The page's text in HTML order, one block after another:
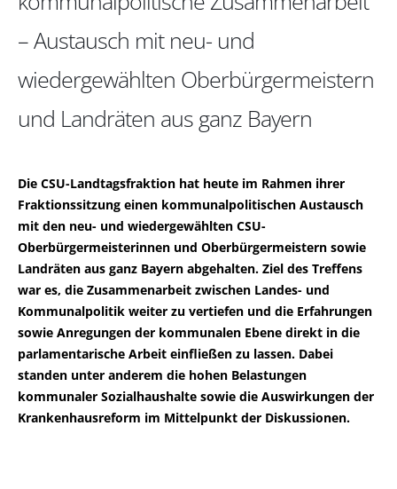
– Austausch mit neu- und
wiedergewählten Oberbürgermeistern
und Landräten aus ganz Bayern
Die CSU-Landtagsfraktion hat heute im Rahmen ihrer
Fraktionssitzung einen kommunalpolitischen Austausch
mit den neu- und wiedergewählten CSU-
Oberbürgermeisterinnen und Oberbürgermeistern sowie
Landräten aus ganz Bayern abgehalten. Ziel des Treffens
war es, die Zusammenarbeit zwischen Landes- und
Kommunalpolitik weiter zu vertiefen und die Erfahrungen
sowie Anregungen der kommunalen Ebene direkt in die
parlamentarische Arbeit einfließen zu lassen. Dabei
standen unter anderem die hohen Belastungen
kommunaler Sozialhaushalte sowie die Auswirkungen der
Krankenhausreform im Mittelpunkt der Diskussionen.